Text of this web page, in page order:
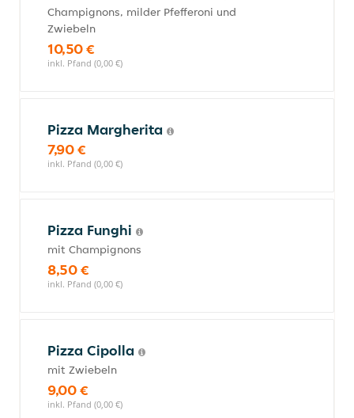
Champignons, milder Pfefferoni und
Zwiebeln
10,50 €
inkl. Pfand (0,00 €)
Pizza Margherita
7,90 €
inkl. Pfand (0,00 €)
Pizza Funghi
mit Champignons
8,50 €
inkl. Pfand (0,00 €)
Pizza Cipolla
mit Zwiebeln
9,00 €
inkl. Pfand (0,00 €)